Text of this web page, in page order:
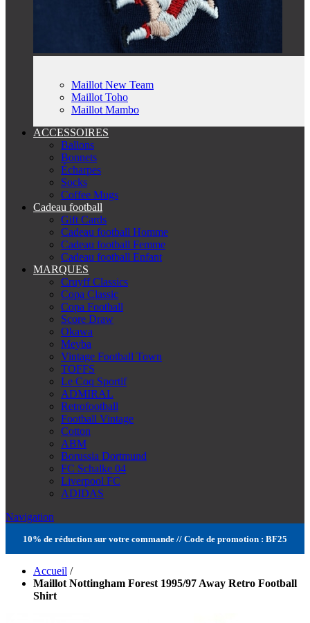
Maillot New Team
Maillot Toho
Maillot Mambo
ACCESSOIRES
Ballons
Bonnets
Écharpes
Socks
Coffee Mugs
Cadeau football
Gift Cards
Cadeau football Homme
Cadeau football Femme
Cadeau football Enfant
MARQUES
Cruyff Classics
Copa Classic
Copa Football
Score Draw
Okawa
Meyba
Vintage Football Town
TOFFS
Le Coq Sportif
ADMIRAL
Retrofootball
Football Vintage
Cotton
ABM
Borussia Dortmund
FC Schalke 04
Liverpool FC
ADIDAS
Navigation
10% de réduction sur votre commande // Code de promotion : BF25
Accueil /
Maillot Nottingham Forest 1995/97 Away Retro Football
Shirt